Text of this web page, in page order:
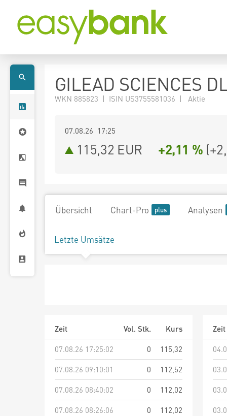
GILEAD SCIENCES
WKN 885823 | ISIN US3755581036 | Aktie
07.08.26 17:25
115,32 EUR +2,11 % (
Übersicht Chart-Pro Analysen
Letzte Umsätze
Zeit Vol. Stk.
Kurs
07.08.26 17:25:02
0
115,32
07.08.26 09:10:01
0
112,52
07.08.26 08:40:02
0
112,02
07.08.26 08:26:06
0
112,02
Zeit